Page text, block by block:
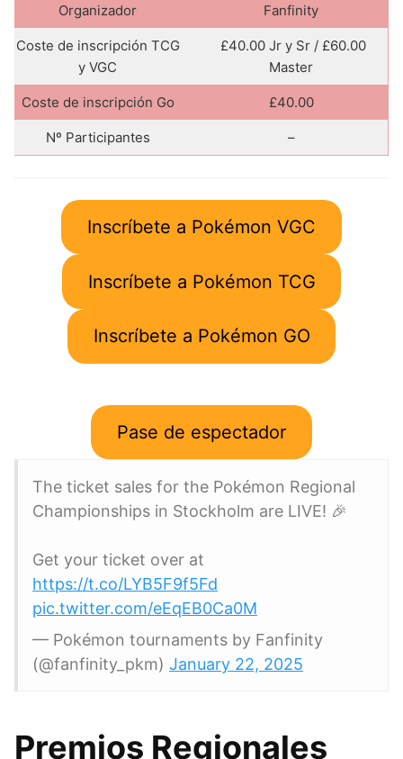
Organizador Fanfinity
Coste de inscripción TCG
y VGC
£40.00 Jr y Sr / £60.00
Master
Coste de inscripción Go £40.00
Nº Participantes –
Inscríbete a Pokémon VGC
Inscríbete a Pokémon TCG
Inscríbete a Pokémon GO
Pase de espectador
The ticket sales for the Pokémon Regional
Championships in Stockholm are LIVE! 🎉
Get your ticket over at
https://t.co/LYB5F9f5Fd
pic.twitter.com/eEqEB0Ca0M
— Pokémon tournaments by Fanfinity
(@fanfinity_pkm) January 22, 2025
Premios Regionales